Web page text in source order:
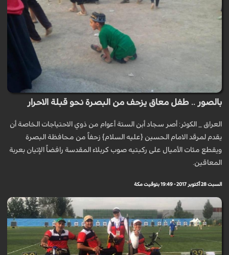
بالصور .. طفل معاق يزحف من البصرة نحو قبلة الاحرار
العراق _ الكوثر: أصر سجاد أبن الستة أعوام من ذوي الاحتياجات الخاصة أن
يقدم لمرقد الامام الحسين {عليه السلام} زحفاً من محافظة البصرة
ويقطع مئات الأميال على ركبتيه صوب كربلاء المقدسة رافضاً الإتيان بعربة
المعاقين.
السبت 28 أكتوبر 2017 - 19:49 بتوقيت مكة